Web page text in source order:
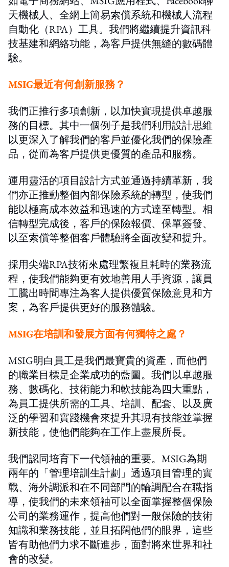
天機械人、全網上簡易索償系統和機械人流程
自動化（RPA）工具。我們將繼續提升資訊科
技基建和網絡功能，為客戶提供無縫的數碼體
驗。
MSIG最近有何創新服務？
我們正推行多項創新，以加快實現提供卓越服
務的目標。其中一個例子是我們利用設計思維
以更深入了解我們的客戶並優化我們的保險產
品，從而為客戶提供更優質的產品和服務。
運用靈活的項目設計方式並通過持續革新，我
們亦正推動整個內部保險系統的轉型，使我們
能以極高成本效益和迅速的方式達至轉型。相
信轉型完成後，客戶的保險報價、保單簽發、
以至索償等整個客戶體驗將全面改變和提升。
採用尖端RPA技術來處理繁複且耗時的業務流
程，使我們能夠更有效地善用人手資源，讓員
工騰出時間專注為客人提供優質保險意見和方
案，為客戶提供更好的服務體驗。
MSIG在培訓和發展方面有何獨特之處？
MSIG明白員工是我們最寶貴的資產，而他們
的職業目標是企業成功的藍圖。我們以卓越服
務、數碼化、技術能力和軟技能為四大重點，
為員工提供所需的工具、培訓、配套、以及廣
泛的學習和實踐機會來提升其現有技能並掌握
新技能，使他們能夠在工作上盡展所長。
我們認同培育下一代領袖的重要。MSIG為期
兩年的「管理培訓生計劃」透過項目管理的實
戰、海外調派和在不同部門的輪調配合在職指
導，使我們的未來領袖可以全面掌握整個保險
公司的業務運作，提高他們對一般保險的技術
知識和業務技能，並且拓闊他們的眼界，這些
皆有助他們力求不斷進步，面對將來世界和社
會的改變。